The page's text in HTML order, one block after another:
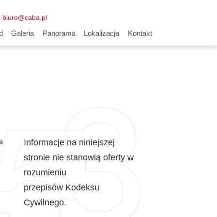
biuro@caba.pl
Kontakt
Lokalizacja
Panorama
Galeria
Informacje na niniejszej
stronie nie stanowią oferty w
rozumieniu
przepisów Kodeksu
Cywilnego.